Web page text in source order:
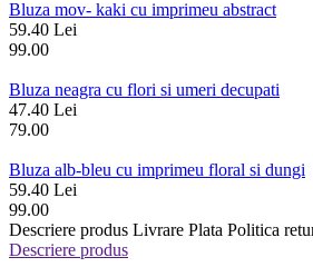
Bluza mov- kaki cu imprimeu abstract
59.40 Lei
99.00
Bluza neagra cu flori si umeri decupati
47.40 Lei
79.00
Bluza alb-bleu cu imprimeu floral si dungi
59.40 Lei
99.00
Descriere produs Livrare Plata Politica
Descriere produs